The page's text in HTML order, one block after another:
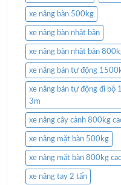
xe nâng bàn 500kg
xe nâng bàn nhật bản
xe nâng bàn nhật bản
xe nâng bán tự động
xe nâng bán tự động đi bộ
3m
xe nâng cây cảnh 800kg
xe nâng mặt bàn 500kg
xe nâng mặt bàn 800kg
xe nâng tay 2 tấn